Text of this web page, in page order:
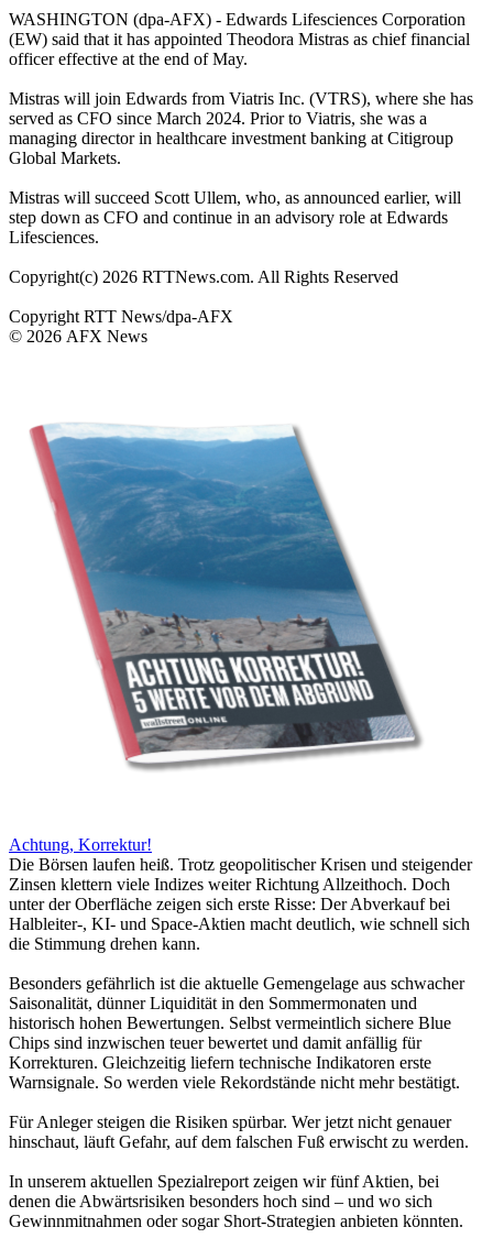
WASHINGTON (dpa-AFX) - Edwards Lifesciences Corporation
(EW) said that it has appointed Theodora Mistras as chief financial
officer effective at the end of May.
Mistras will join Edwards from Viatris Inc. (VTRS), where she has
served as CFO since March 2024. Prior to Viatris, she was a
managing director in healthcare investment banking at Citigroup
Global Markets.
Mistras will succeed Scott Ullem, who, as announced earlier, will
step down as CFO and continue in an advisory role at Edwards
Lifesciences.
Copyright(c) 2026 RTTNews.com. All Rights Reserved
Copyright RTT News/dpa-AFX
© 2026 AFX News
Achtung, Korrektur!
Die Börsen laufen heiß. Trotz geopolitischer Krisen und steigender
Zinsen klettern viele Indizes weiter Richtung Allzeithoch. Doch
unter der Oberfläche zeigen sich erste Risse: Der Abverkauf bei
Halbleiter-, KI- und Space-Aktien macht deutlich, wie schnell sich
die Stimmung drehen kann.
Besonders gefährlich ist die aktuelle Gemengelage aus schwacher
Saisonalität, dünner Liquidität in den Sommermonaten und
historisch hohen Bewertungen. Selbst vermeintlich sichere Blue
Chips sind inzwischen teuer bewertet und damit anfällig für
Korrekturen. Gleichzeitig liefern technische Indikatoren erste
Warnsignale. So werden viele Rekordstände nicht mehr bestätigt.
Für Anleger steigen die Risiken spürbar. Wer jetzt nicht genauer
hinschaut, läuft Gefahr, auf dem falschen Fuß erwischt zu werden.
In unserem aktuellen Spezialreport zeigen wir fünf Aktien, bei
denen die Abwärtsrisiken besonders hoch sind – und wo sich
Gewinnmitnahmen oder sogar Short-Strategien anbieten könnten.